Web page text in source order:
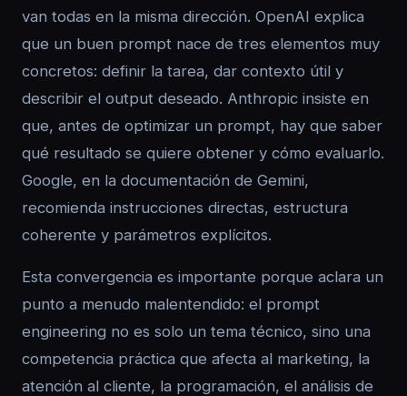
van todas en la misma dirección. OpenAI explica
que un buen prompt nace de tres elementos muy
concretos: definir la tarea, dar contexto útil y
describir el output deseado. Anthropic insiste en
que, antes de optimizar un prompt, hay que saber
qué resultado se quiere obtener y cómo evaluarlo.
Google, en la documentación de Gemini,
recomienda instrucciones directas, estructura
coherente y parámetros explícitos.
Esta convergencia es importante porque aclara un
punto a menudo malentendido: el prompt
engineering no es solo un tema técnico, sino una
competencia práctica que afecta al marketing, la
atención al cliente, la programación, el análisis de